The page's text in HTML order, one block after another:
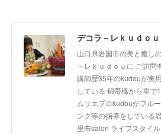
デコラ－レｋｕｄｏｕ
山口県岩国市の美と癒し
－レｋｕｄｏｕに ご訪
講師歴35年のkudouが実
している 錦帯橋から車で
ムリエプロkudouがフル
ング等の指導をしている
里布salon ライフスタイ